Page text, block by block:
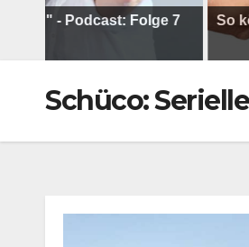
- Podcast: Folge 7 So
Schüco: